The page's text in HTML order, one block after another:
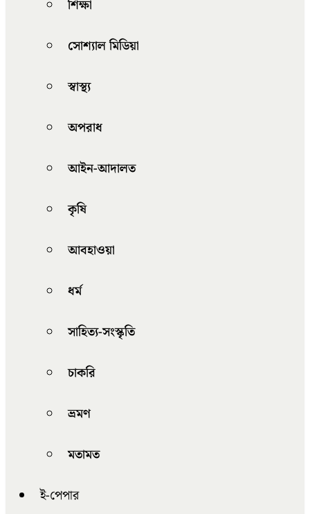
শিক্ষা
সোশ্যাল মিডিয়া
স্বাস্থ্য
অপরাধ
আইন-আদালত
কৃষি
আবহাওয়া
ধর্ম
সাহিত্য-সংস্কৃতি
চাকরি
ভ্রমণ
মতামত
ই-পেপার